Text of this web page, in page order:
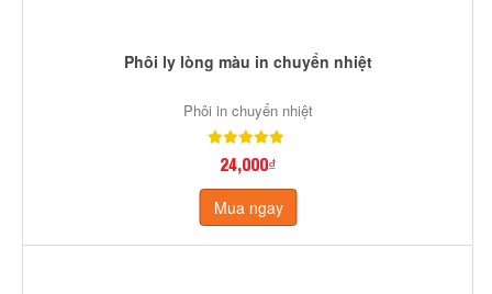
Phôi ly lòng màu in chuyển nhiệt
Phôi in chuyển nhiệt
24,000₫
Mua ngay